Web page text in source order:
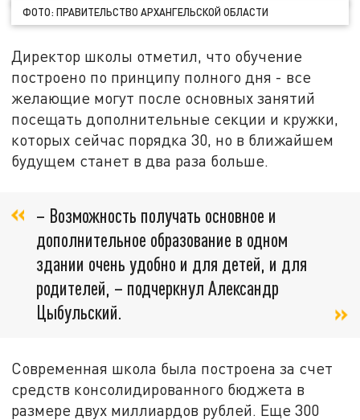
ФОТО: ПРАВИТЕЛЬСТВО АРХАНГЕЛЬСКОЙ ОБЛАСТИ
Директор школы отметил, что обучение
построено по принципу полного дня - все
желающие могут после основных занятий
посещать дополнительные секции и кружки,
которых сейчас порядка 30, но в ближайшем
будущем станет в два раза больше.
– Возможность получать основное и
дополнительное образование в одном
здании очень удобно и для детей, и для
родителей, – подчеркнул Александр
Цыбульский.
Современная школа была построена за счет
средств консолидированного бюджета в
размере двух миллиардов рублей. Еще 300